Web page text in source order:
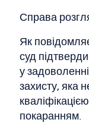
Справа
Як
суд
у
захисту, яка
покаранням.